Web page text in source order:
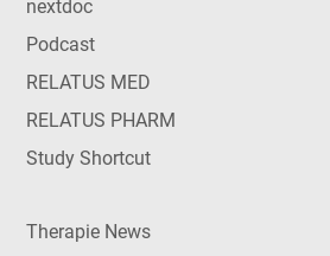
nextdoc
Podcast
RELATUS MED
RELATUS PHARM
Study Shortcut
Therapie News